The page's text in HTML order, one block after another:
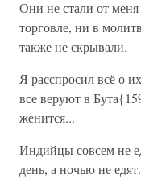
Они не стали от
торговле, ни в
также не скрывали.
Я расспросил всё о
все веруют в
женится...
Индийцы совсем не
день, а ночью не